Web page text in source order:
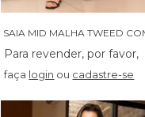
faça login ou cadastre-se